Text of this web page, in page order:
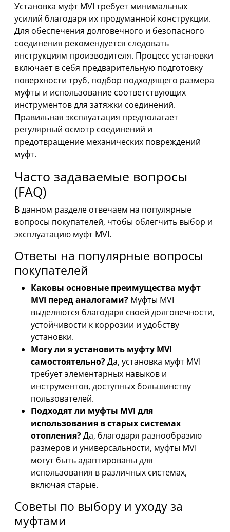
Установка муфт MVI требует минимальных
усилий благодаря их продуманной конструкции.
Для обеспечения долговечного и безопасного
соединения рекомендуется следовать
инструкциям производителя. Процесс установки
включает в себя предварительную подготовку
поверхности труб, подбор подходящего размера
муфты и использование соответствующих
инструментов для затяжки соединений.
Правильная эксплуатация предполагает
регулярный осмотр соединений и
предотвращение механических повреждений
муфт.
Часто задаваемые вопросы
(FAQ)
В данном разделе отвечаем на популярные
вопросы покупателей, чтобы облегчить выбор и
эксплуатацию муфт MVI.
Ответы на популярные вопросы
покупателей
Каковы основные преимущества муфт
MVI перед аналогами? Муфты MVI
выделяются благодаря своей долговечности,
устойчивости к коррозии и удобству
установки.
Могу ли я установить муфту MVI
самостоятельно?Да, установка муфт MVI
требует элементарных навыков и
инструментов, доступных большинству
пользователей.
Подходят ли муфты MVI для
использования в старых системах
отопления?Да, благодаря разнообразию
размеров и универсальности, муфты MVI
могут быть адаптированы для
использования в различных системах,
включая старые.
Советы по выбору и уходу за
муфтами